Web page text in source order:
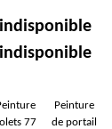
indisponible
indisponible
77
Peinture
de portail